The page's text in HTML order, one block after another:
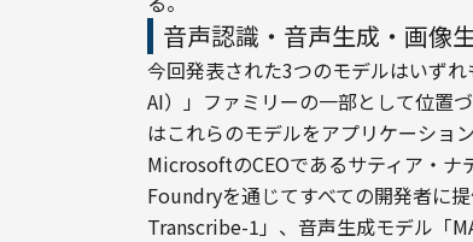
音声認識・音声生成・画像
今回発表された3つのモデルはいず
AI）」ファミリーの一部として位置
はこれらのモデルをアプリケーショ
MicrosoftのCEOであるサティア・
Foundryを通じてすべての開発者に
Transcribe-1」、音声生成モデル「